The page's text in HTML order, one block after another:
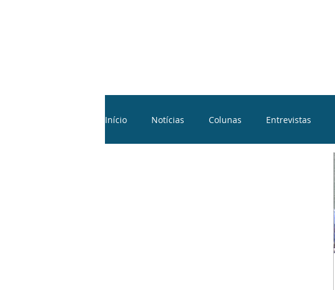
Início Notícias Colunas Entrevistas